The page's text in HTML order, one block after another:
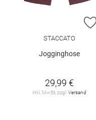
STACCATO
Jogginghose
29,99 €
inkl. MwSt. zzgl. Versand